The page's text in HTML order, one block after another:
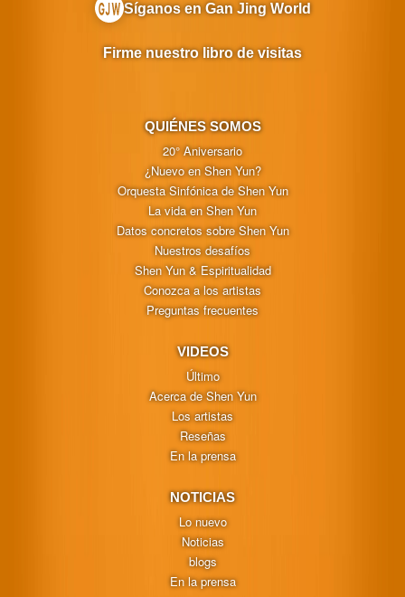
QUIÉNES SOMOS
20° Aniversario
¿Nuevo en Shen Yun?
Orquesta Sinfónica de Shen Yun
La vida en Shen Yun
Datos concretos sobre Shen Yun
Nuestros desafíos
Shen Yun & Espiritualidad
Conozca a los artistas
Preguntas frecuentes
VIDEOS
Último
Acerca de Shen Yun
Los artistas
Reseñas
En la prensa
NOTICIAS
Lo nuevo
Noticias
blogs
En la prensa
Síganos en Gan Jing World
Firme nuestro libro de visitas